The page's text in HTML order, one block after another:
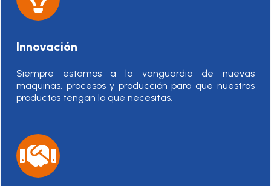
Innovación
Siempre estamos a la vanguardia de nuevas
maquinas, procesos y producción para que nuestros
productos tengan lo que necesitas.